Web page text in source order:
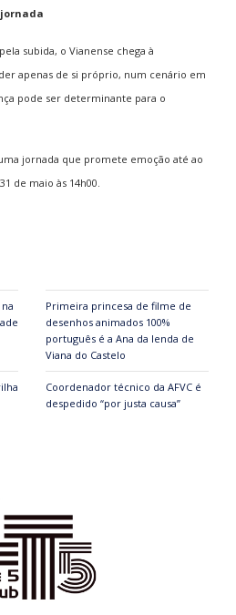
subida, o Vianense chega à
apenas de si próprio, num cenário em
pode ser determinante para o
jornada que promete emoção até ao
de maio às 14h00.
Primeira princesa de filme de
desenhos animados 100%
português é a Ana da lenda de
Viana do Castelo
Coordenador técnico da AFVC é
despedido “por justa causa”